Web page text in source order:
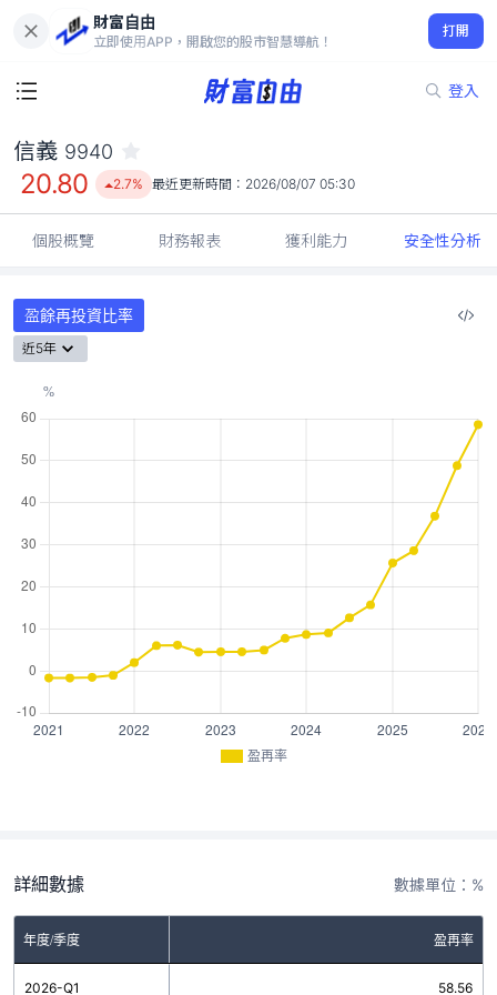
財富自由
立即使用APP，開啟您的股市智慧導航！
打開
登入
20.80
2.7%
信義 9940
20.80 2.7% 最近更新時間： 2026/08/07 05:30
個股概覽 財務報表 獲利能力 安全性分析
盈餘再投資比率
近5年
盈再率
詳細數據 數據單位：%
年度/季度 盈再率
2026-Q1 58.56